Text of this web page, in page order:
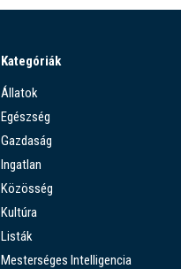
Kategóriák
Állatok
Egészség
Gazdaság
Ingatlan
Közösség
Kultúra
Listák
Mesterséges Intelligencia